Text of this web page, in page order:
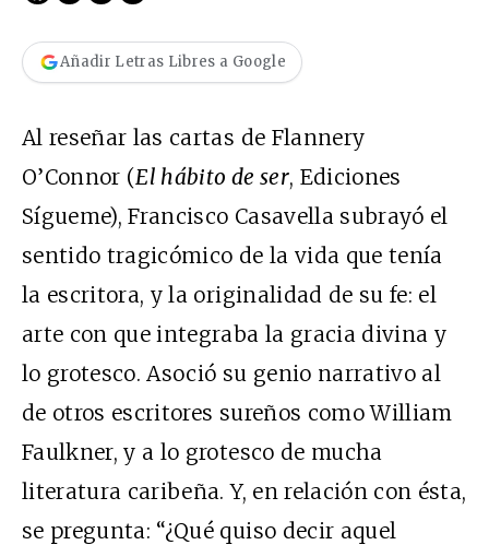
Añadir Letras Libres a Google
Al reseñar las cartas de Flannery
O’Connor (El hábito de ser, Ediciones
Sígueme), Francisco Casavella subrayó el
sentido tragicómico de la vida que tenía
la escritora, y la originalidad de su fe: el
arte con que integraba la gracia divina y
lo grotesco. Asoció su genio narrativo al
de otros escritores sureños como William
Faulkner, y a lo grotesco de mucha
literatura caribeña. Y, en relación con ésta,
se pregunta: “¿Qué quiso decir aquel